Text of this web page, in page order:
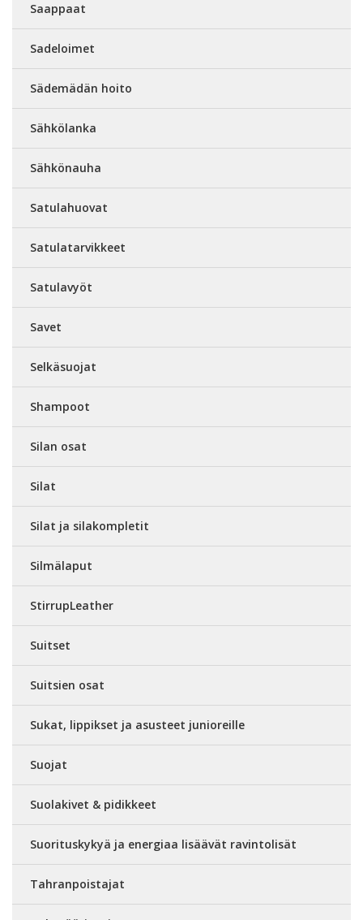
Saappaat
Sadeloimet
Sädemädän hoito
Sähkölanka
Sähkönauha
Satulahuovat
Satulatarvikkeet
Satulavyöt
Savet
Selkäsuojat
Shampoot
Silan osat
Silat
Silat ja silakompletit
Silmälaput
StirrupLeather
Suitset
Suitsien osat
Sukat, lippikset ja asusteet junioreille
Suojat
Suolakivet & pidikkeet
Suorituskykyä ja energiaa lisäävät ravintolisät
Tahranpoistajat